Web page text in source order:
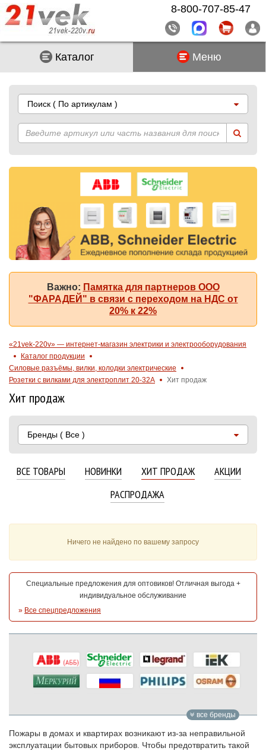
Каталог Меню
Поиск ( По артикулам )
Важно: Памятка для партнеров ООО
"ФАРАДЕЙ" в связи с переходом на НДС от
20% к 22%
«21vek-220v» — интернет-магазин электрики и электрооборудования
Каталог продукции
Силовые разъёмы, вилки, колодки электрические
Розетки с вилками для электроплит 20-32A
Хит продаж
Хит продаж
Бренды ( Все )
ВСЕ ТОВАРЫ НОВИНКИ ХИТ ПРОДАЖ
АКЦИИ
РАСПРОДАЖА
Ничего не найдено по вашему запросу
Специальные предложения для оптовиков! Отличная выгода +
индивидуальное обслуживание
» Все спецпредложения
все бренды
Пожары в домах и квартирах возникают из-за неправильной
эксплуатации бытовых приборов. Чтобы предотвратить такой
8-800-707-85-47